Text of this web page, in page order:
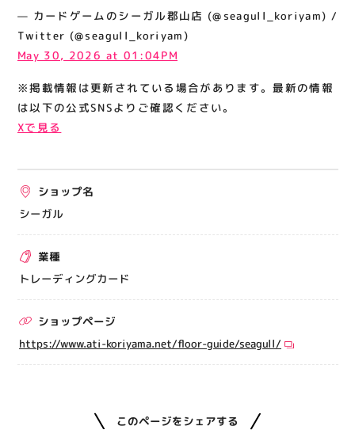
関連情報
お知らせ
プライバシーポリシー
サイトポリシー
出店をご検討の方へ
テナント出店募集
催事出店募集
アティビジョンについて
— カードゲームのシーガル郡山店 (@seagull_koriyam) /
Twitter (@seagull_koriyam)
May 30, 2026 at 01:04PM
※掲載情報は更新されている場合があります。最新の情報
は以下の公式SNSよりご確認ください。
Xで見る
ショップ名
シーガル
業種
トレーディングカード
ショップページ
https://www.ati-koriyama.net/floor-guide/seagull/
このページをシェアする